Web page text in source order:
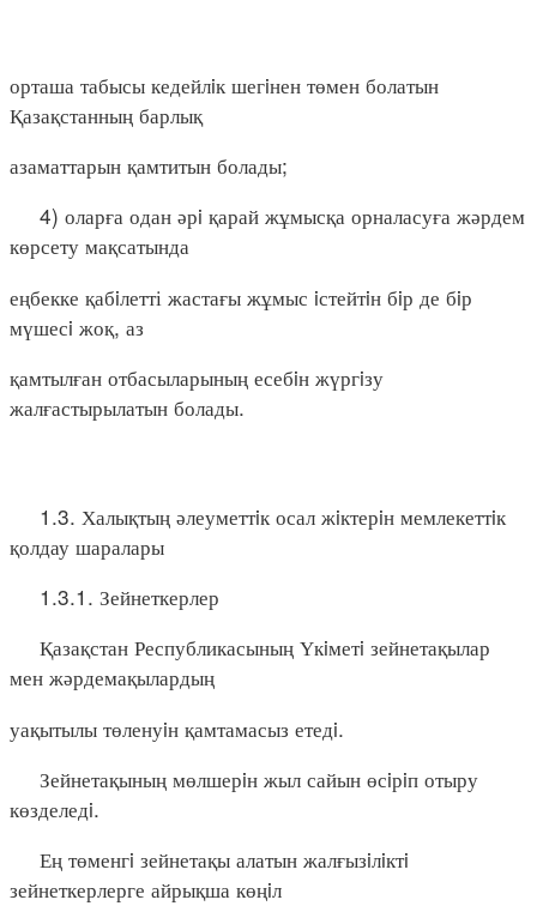
орташа табысы кедейлiк шегiнен төмен болатын
Қазақстанның барлық
азаматтарын қамтитын болады;
4) оларға одан әрi қарай жұмысқа орналасуға жәрдем
көрсету мақсатында
еңбекке қабiлетті жастағы жұмыс iстейтiн бiр де бiр
мүшесi жоқ, аз
қамтылған отбасыларының есебiн жүргiзу
жалғастырылатын болады.
1.3. Халықтың әлеуметтiк осал жiктерiн мемлекеттiк
қолдау шаралары
1.3.1. Зейнеткерлер
Қазақстан Республикасының Үкiметi зейнетақылар
мен жәрдемақылардың
уақытылы төленуiн қамтамасыз етедi.
Зейнетақының мөлшерiн жыл сайын өсiрiп отыру
көзделедi.
Ең төменгi зейнетақы алатын жалғызiлiктi
зейнеткерлерге айрықша көңiл